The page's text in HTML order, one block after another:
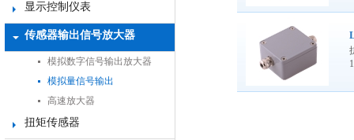
显示控制仪表
传感器输出信号放大器
模拟数字信号输出放大器
模拟量信号输出
高速放大器
扭矩传感器